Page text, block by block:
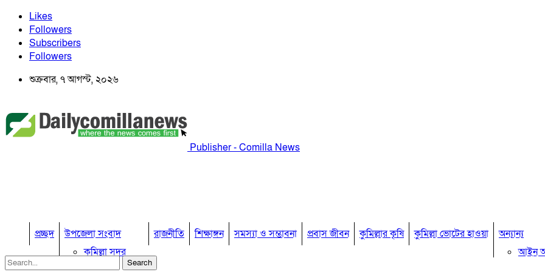
Likes
Followers
Subscribers
Followers
শুক্রবার, ৭ আগস্ট, ২০২৬
Publisher - Comilla News
প্রচ্ছদ
উপজেলা সংবাদ
কুমিল্লা সদর
কুমিল্লা সদর দক্ষিণ
রাজনীতি শিক্ষাঙ্গন সমস্যা ও সম্ভাবনা প্রবাস জীবন কুমিল্লার কৃষি কুমিল্লা ভোটের হাওয়া
অন্যান্য
আইন